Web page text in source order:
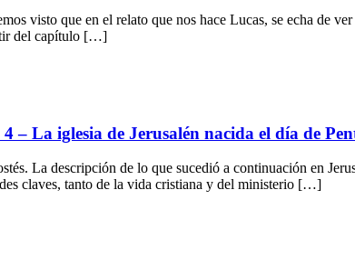
visto que en el relato que nos hace Lucas, se echa de
del capítulo […]
La iglesia de Jerusalén nacida el día de
La descripción de lo que sucedió a continuación en
claves, tanto de la vida cristiana y del ministerio […]